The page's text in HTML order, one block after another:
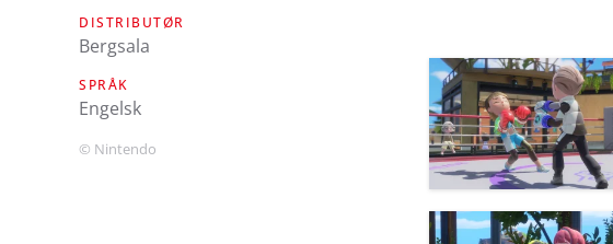
DISTRIBUTØR
Bergsala
SPRÅK
engelsk
© Nintendo